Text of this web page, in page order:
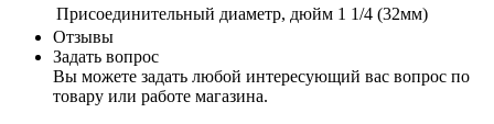
Присоединительный диаметр, дюйм 1 1/4 (32мм)
Отзывы
Задать вопрос
Вы можете задать любой интересующий вас вопрос по
товару или работе магазина.